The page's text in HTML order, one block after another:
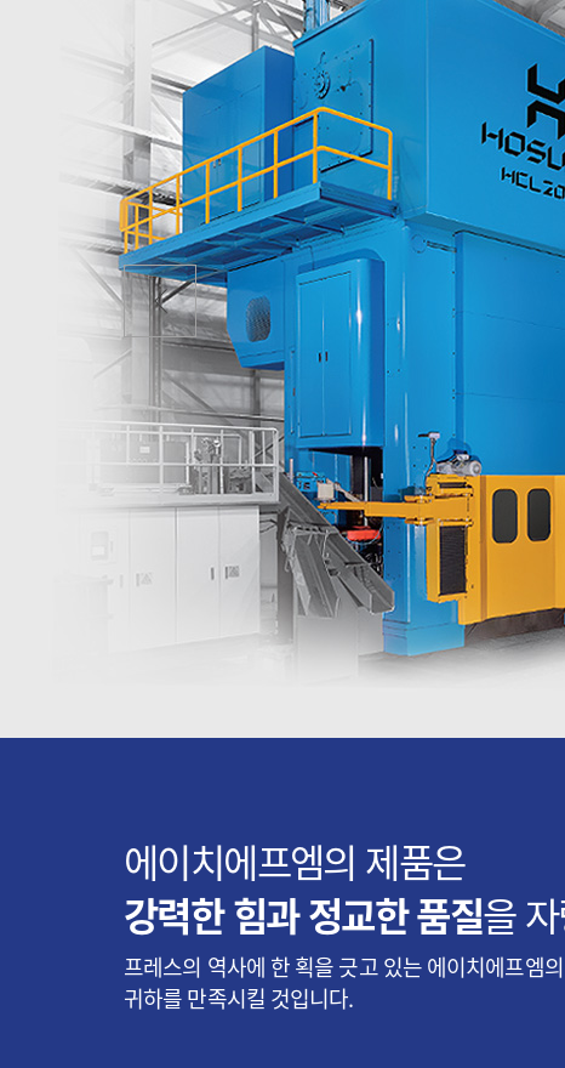
에이치에프엠의 제품은
강력한 힘과 정교한 품질을
프레스의 역사에 한 획을 긋고 있는 에이치에프엠
귀하를 만족시킬 것입니다.